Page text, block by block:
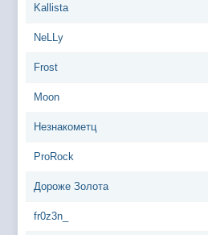
Kallista
NeLLy
Frost
Moon
Незнакометц
ProRock
Дороже Золота
fr0z3n_